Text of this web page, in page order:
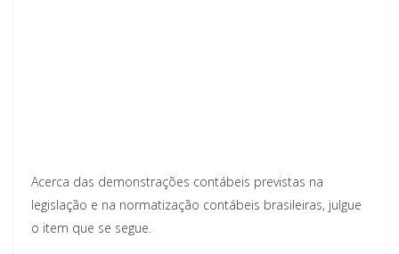
Acerca das demonstrações contábeis previstas na
legislação e na normatização contábeis brasileiras, julgue
o item que se segue.